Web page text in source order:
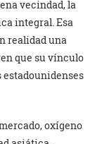
vecindad, la
integral. Esa
realidad una
que su vínculo
oxígeno